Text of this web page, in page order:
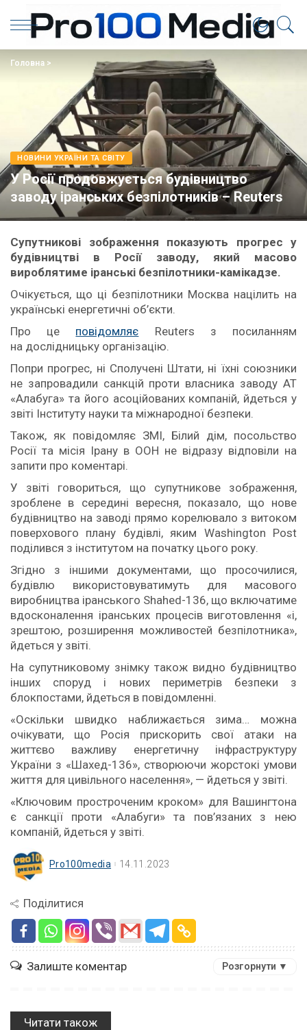
Головна>
НОВИНИ УКРАЇНИ ТА СВІТУ
У Росії продовжується будівництво
заводу іранських безпілотників – Reuters
Супутникові зображення показують прогрес у
будівництві в Росії заводу, який масово
вироблятиме іранські безпілотники-камікадзе.
Очікується, що ці безпілотники Москва націлить на
українські енергетичні об’єкти.
Про це повідомляє Reuters з посиланням
на дослідницьку організацію.
Попри прогрес, ні Сполучені Штати, ні їхні союзники
не запровадили санкцій проти власника заводу АТ
«Алабуга» та його асоційованих компаній, йдеться у
звіті Інституту науки та міжнародної безпеки.
Також, як повідомляє ЗМІ, Білий дім, посольство
Росії та місія Ірану в ООН не відразу відповіли на
запити про коментарі.
У звіті говориться, що супутникове зображення,
зроблене в середині вересня, показало, що нове
будівництво на заводі прямо корелювало з витоком
поверхового плану будівлі, яким Washington Post
поділився з інститутом на початку цього року.
Згідно з іншими документами, що просочилися,
будівлю використовуватимуть для масового
виробництва іранського Shahed-136, що включатиме
вдосконалення іранських процесів виготовлення «і,
зрештою, розширення можливостей безпілотника»,
йдеться у звіті.
На супутниковому знімку також видно будівництво
інших споруд і нових периметрів безпеки з
блокпостами, йдеться в повідомленні.
«Оскільки швидко наближається зима… можна
очікувати, що Росія прискорить свої атаки на
життєво важливу енергетичну інфраструктуру
України з «Шахед-136», створюючи жорстокі умови
життя для цивільного населення», — йдеться у звіті.
«Ключовим простроченим кроком» для Вашингтона
є санкції проти «Алабуги» та пов’язаних з нею
компаній, йдеться у звіті.
Pro100media 14.11.2023
Поділитися
Залиште коментар Розгорнути ▼
Читати також